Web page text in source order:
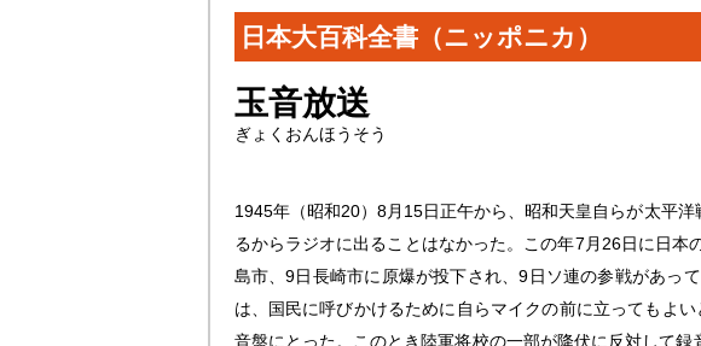
日本大百科全書（ニッポニカ）
玉音放送
ぎょくおんほうそう
1945年（昭和20）8月15日正午から、昭和天皇自らが太平
るからラジオに出ることはなかった。この年7月26日に日
島市、9日長崎市に原爆が投下され、9日ソ連の参戦があっ
は、国民に呼びかけるために自らマイクの前に立ってもよ
音盤にとった。このとき陸軍将校の一部が降伏に反対して